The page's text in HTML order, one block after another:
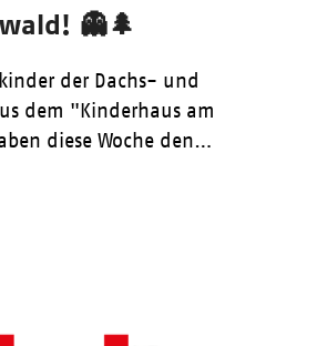
👻🌲
der Dachs- und
dem "Kinderhaus am
diese Woche den…